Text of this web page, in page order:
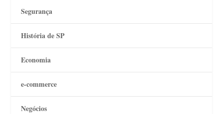
Segurança
História de SP
Economia
e-commerce
Negócios